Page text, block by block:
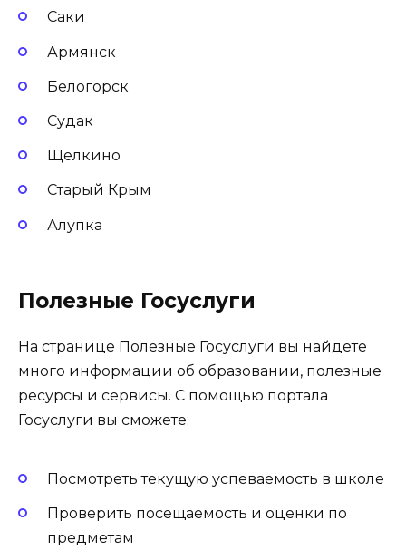
Саки
Армянск
Белогорск
Судак
Щёлкино
Старый Крым
Алупка
Полезные Госуслуги
На странице Полезные Госуслуги вы найдете
много информации об образовании, полезные
ресурсы и сервисы. С помощью портала
Госуслуги вы сможете:
Посмотреть текущую успеваемость в школе
Проверить посещаемость и оценки по
предметам